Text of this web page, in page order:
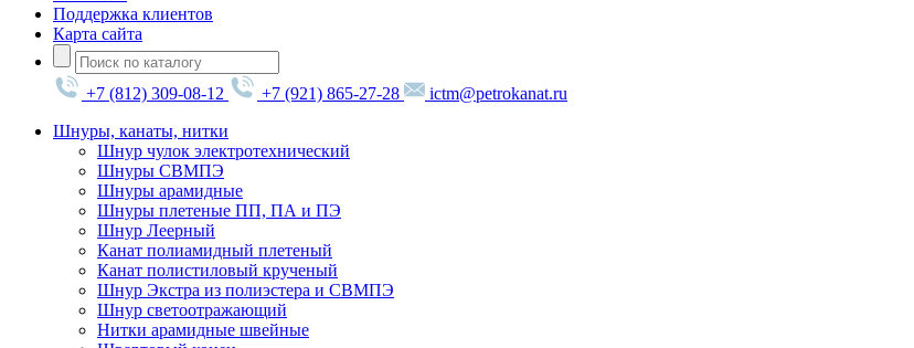
Поддержка клиентов
Карта сайта
+7 (812) 309-08-12 +7 (921) 865-27-28
ictm@petrokanat.ru
Шнуры, канаты, нитки
Шнур чулок электротехнический
Шнуры СВМПЭ
Шнуры арамидные
Шнуры плетеные ПП, ПА и ПЭ
Шнур Леерный
Канат полиамидный плетеный
Канат полистиловый крученый
Шнур Экстра из полиэстера и СВМПЭ
Шнур светоотражающий
Нитки арамидные швейные